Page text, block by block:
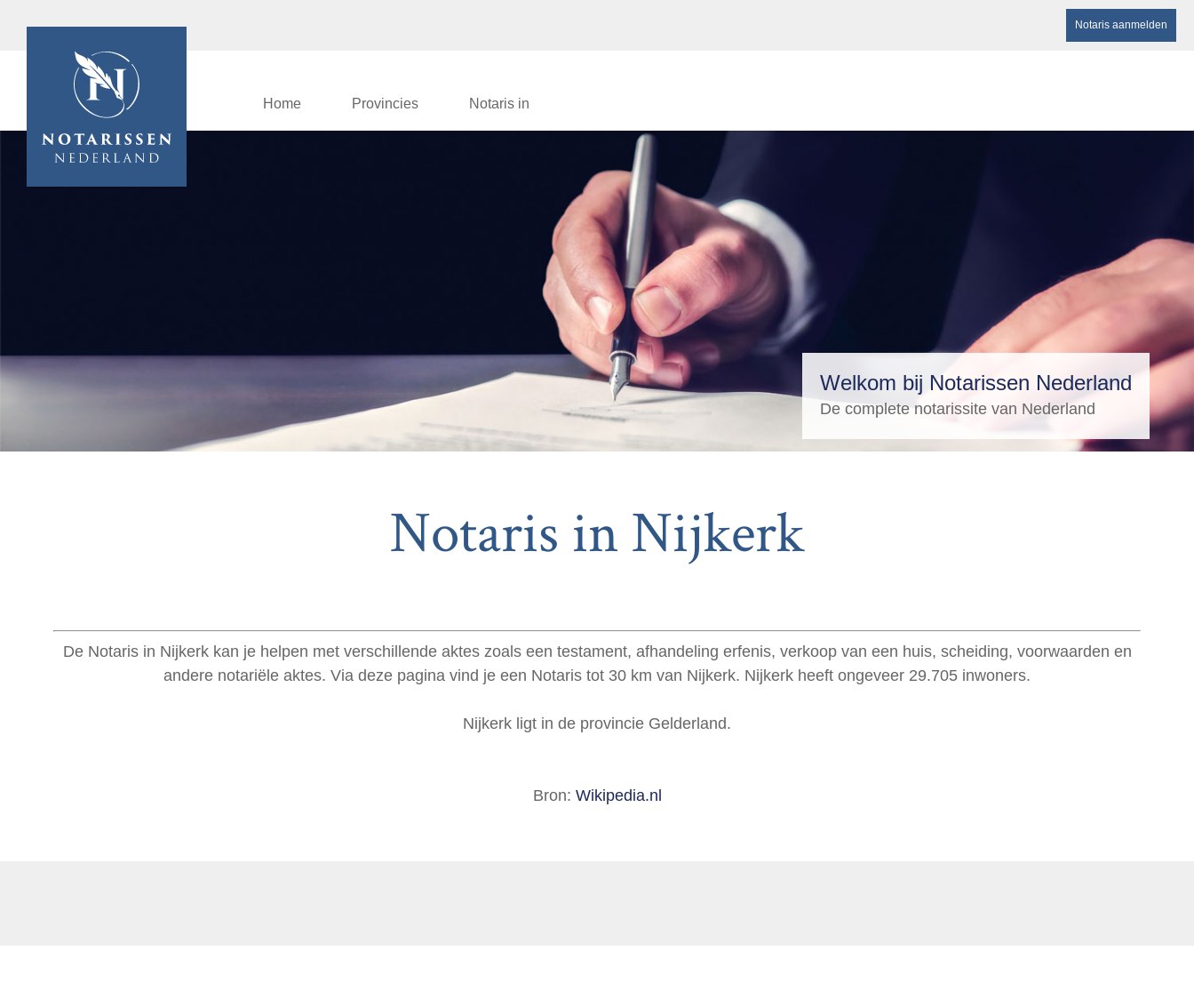
Notaris aanmelden
Home Provincies Notaris in
Welkom bij Notarissen Nederland
De complete notarissite van Nederland
Notaris in Nijkerk
De Notaris in Nijkerk kan je helpen met verschillende aktes zoals een testament, afhandeling erfenis, verkoop van een huis, scheiding, voorwaarden en
andere notariële aktes. Via deze pagina vind je een Notaris tot 30 km van Nijkerk. Nijkerk heeft ongeveer 29.705 inwoners.
Nijkerk ligt in de provincie Gelderland.
Bron: Wikipedia.nl